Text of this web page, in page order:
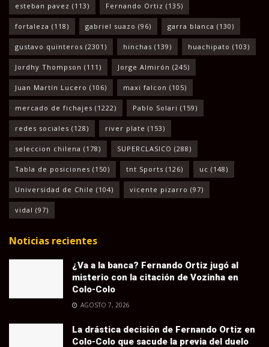
esteban pavez (113) Fernando Ortiz (135)
fortaleza (118) gabriel suazo (96) garra blanca (130)
gustavo quinteros (2301) hinchas (139) huachipato (103)
Jordhy Thompson (111) Jorge Almirón (245)
Juan Martín Lucero (106) maxi falcon (105)
mercado de fichajes (1222) Pablo Solari (159)
redes sociales (128) river plate (153)
seleccion chilena (178) SUPERCLASICO (288)
Tabla de posiciones (150) tnt Sports (126) uc (148)
Universidad de Chile (104) vicente pizarro (97)
vidal (97)
Noticias recientes
¿Va a la banca? Fernando Ortiz jugó al
misterio con la citación de Vozinha en
Colo-Colo
AGOSTO 7, 2026
La drástica decisión de Fernando Ortiz en
Colo-Colo que sacude la previa del duelo